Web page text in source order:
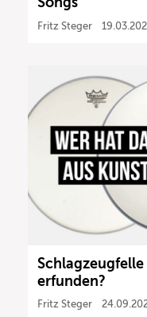
Fritz Steger
Schlagzeugfelle
erfunden?
Fritz Steger